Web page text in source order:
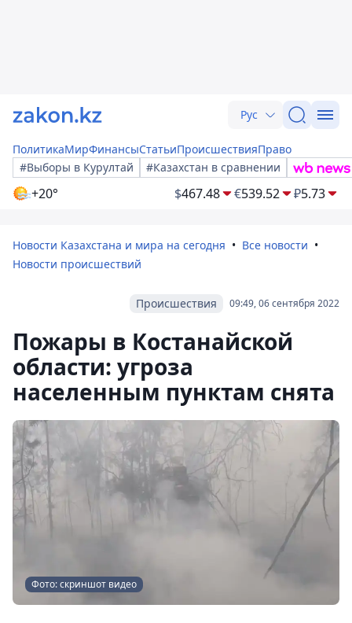
Рус
ПолитикаМирФинансыСтатьиПроисшествияПраво
#Выборы в Курултай
#Казахстан в сравнении
+20° $467.48 €539.52 ₽5.73
Новости Казахстана и мира на сегодня
Все новости
Новости происшествий
09:49, 06 сентября 2022
Происшествия
Пожары в Костанайской
области: угроза
населенным пунктам снята
Фото: скриншот видео